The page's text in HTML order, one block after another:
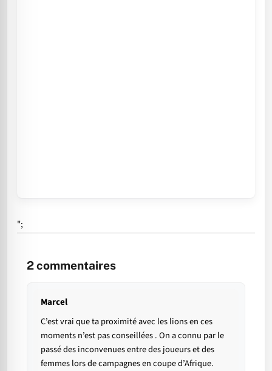
";
2commentaires
Marcel
C’est vrai que ta proximité avec les lions en ces
moments n’est pas conseillées . On a connu par le
passé des inconvenues entre des joueurs et des
femmes lors de campagnes en coupe d’Afrique.